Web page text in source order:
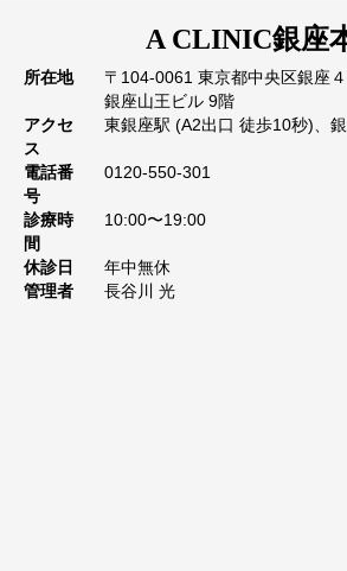
A CLINIC銀座
所在地
〒104-0061 東京都中央区銀座
銀座山王ビル 9階
アクセ
ス
東銀座駅 (A2出口 徒歩10秒)、銀
電話番
号
0120-550-301
診療時
間
10:00〜19:00
休診日
年中無休
管理者
長谷川 光